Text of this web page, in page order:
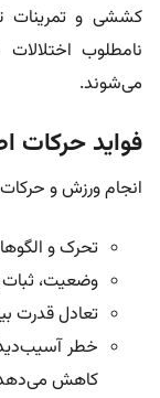
کششی و تمرینات
نامطلوب
می‌شوند.
فواید
انجام ورزش و حرکات
تحرک و
وضعیت، ثبات
تعادل قدرت
خطر
کاهش